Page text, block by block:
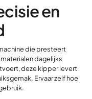
en
die presteert
dagelijks
deze kipper levert
Ervaar zelf hoe